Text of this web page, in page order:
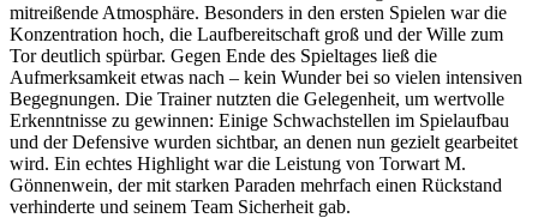
mitreißende Atmosphäre. Besonders in den ersten Spielen war die
Konzentration hoch, die Laufbereitschaft groß und der Wille zum
Tor deutlich spürbar. Gegen Ende des Spieltages ließ die
Aufmerksamkeit etwas nach – kein Wunder bei so vielen intensiven
Begegnungen. Die Trainer nutzten die Gelegenheit, um wertvolle
Erkenntnisse zu gewinnen: Einige Schwachstellen im Spielaufbau
und der Defensive wurden sichtbar, an denen nun gezielt gearbeitet
wird. Ein echtes Highlight war die Leistung von Torwart M.
Gönnenwein, der mit starken Paraden mehrfach einen Rückstand
verhinderte und seinem Team Sicherheit gab.